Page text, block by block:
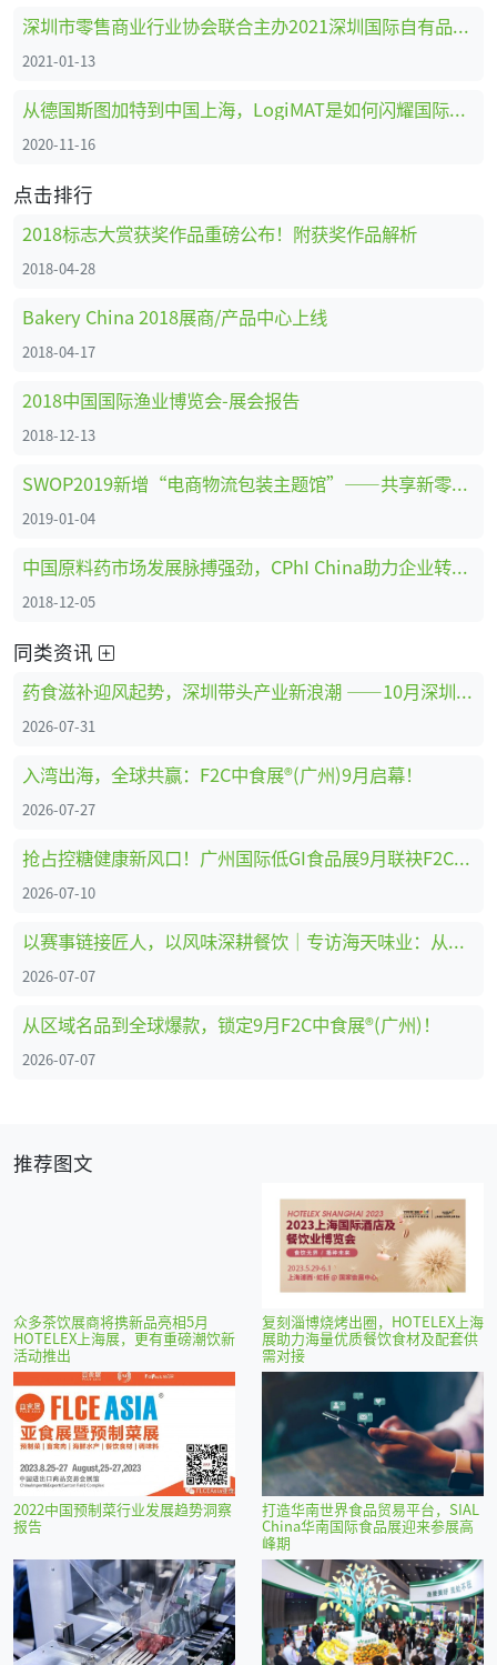
深圳市零售商业行业协会联合主办2021深圳国际自有品牌展
2021-01-13
从德国斯图加特到中国上海，LogiMAT是如何闪耀国际舞台的
2020-11-16
点击排行
2018标志大赏获奖作品重磅公布！附获奖作品解析
2018-04-28
Bakery China 2018展商/产品中心上线
2018-04-17
2018中国国际渔业博览会-展会报告
2018-12-13
SWOP2019新增“电商物流包装主题馆”——共享新零售时代商机
2019-01-04
中国原料药市场发展脉搏强劲，CPhI China助力企业转型创新、全面升级 ！
2018-12-05
同类资讯
药食滋补迎风起势，深圳带头产业新浪潮 ——10月深圳HNC健康营养展药食滋补展区亮点抢先看
2026-07-31
入湾出海，全球共赢：F2C中食展®(广州)9月启幕！
2026-07-27
抢占控糖健康新风口！广州国际低GI食品展9月联袂F2C中食展®(广州)重磅启幕
2026-07-10
以赛事链接匠人，以风味深耕餐饮｜专访海天味业：从调味供应商到中餐行业共建者
2026-07-07
从区域名品到全球爆款，锁定9月F2C中食展®(广州)！
2026-07-07
推荐图文
众多茶饮展商将携新品亮相5月
HOTELEX上海展，更有重磅潮饮新
活动推出
复刻淄博烧烤出圈，HOTELEX上海
展助力海量优质餐饮食材及配套供
需对接
2022中国预制菜行业发展趋势洞察
报告
打造华南世界食品贸易平台，SIAL
China华南国际食品展迎来参展高
峰期